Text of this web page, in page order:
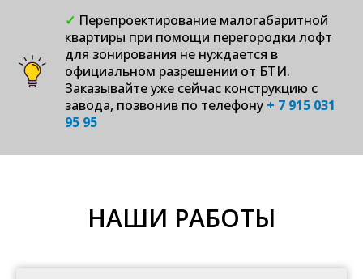
ИНДИВИДУАЛЬНОМУ
ПРОЕКТУ
ИЗГОТОВИМ ПО
✓ Перепроектирование малогабаритной
квартиры при помощи перегородки лофт
для зонирования не нуждается в
официальном разрешении от БТИ.
Заказывайте уже сейчас конструкцию с
завода, позвонив по телефону + 7 915 031
95 95
НАШИ РАБОТЫ